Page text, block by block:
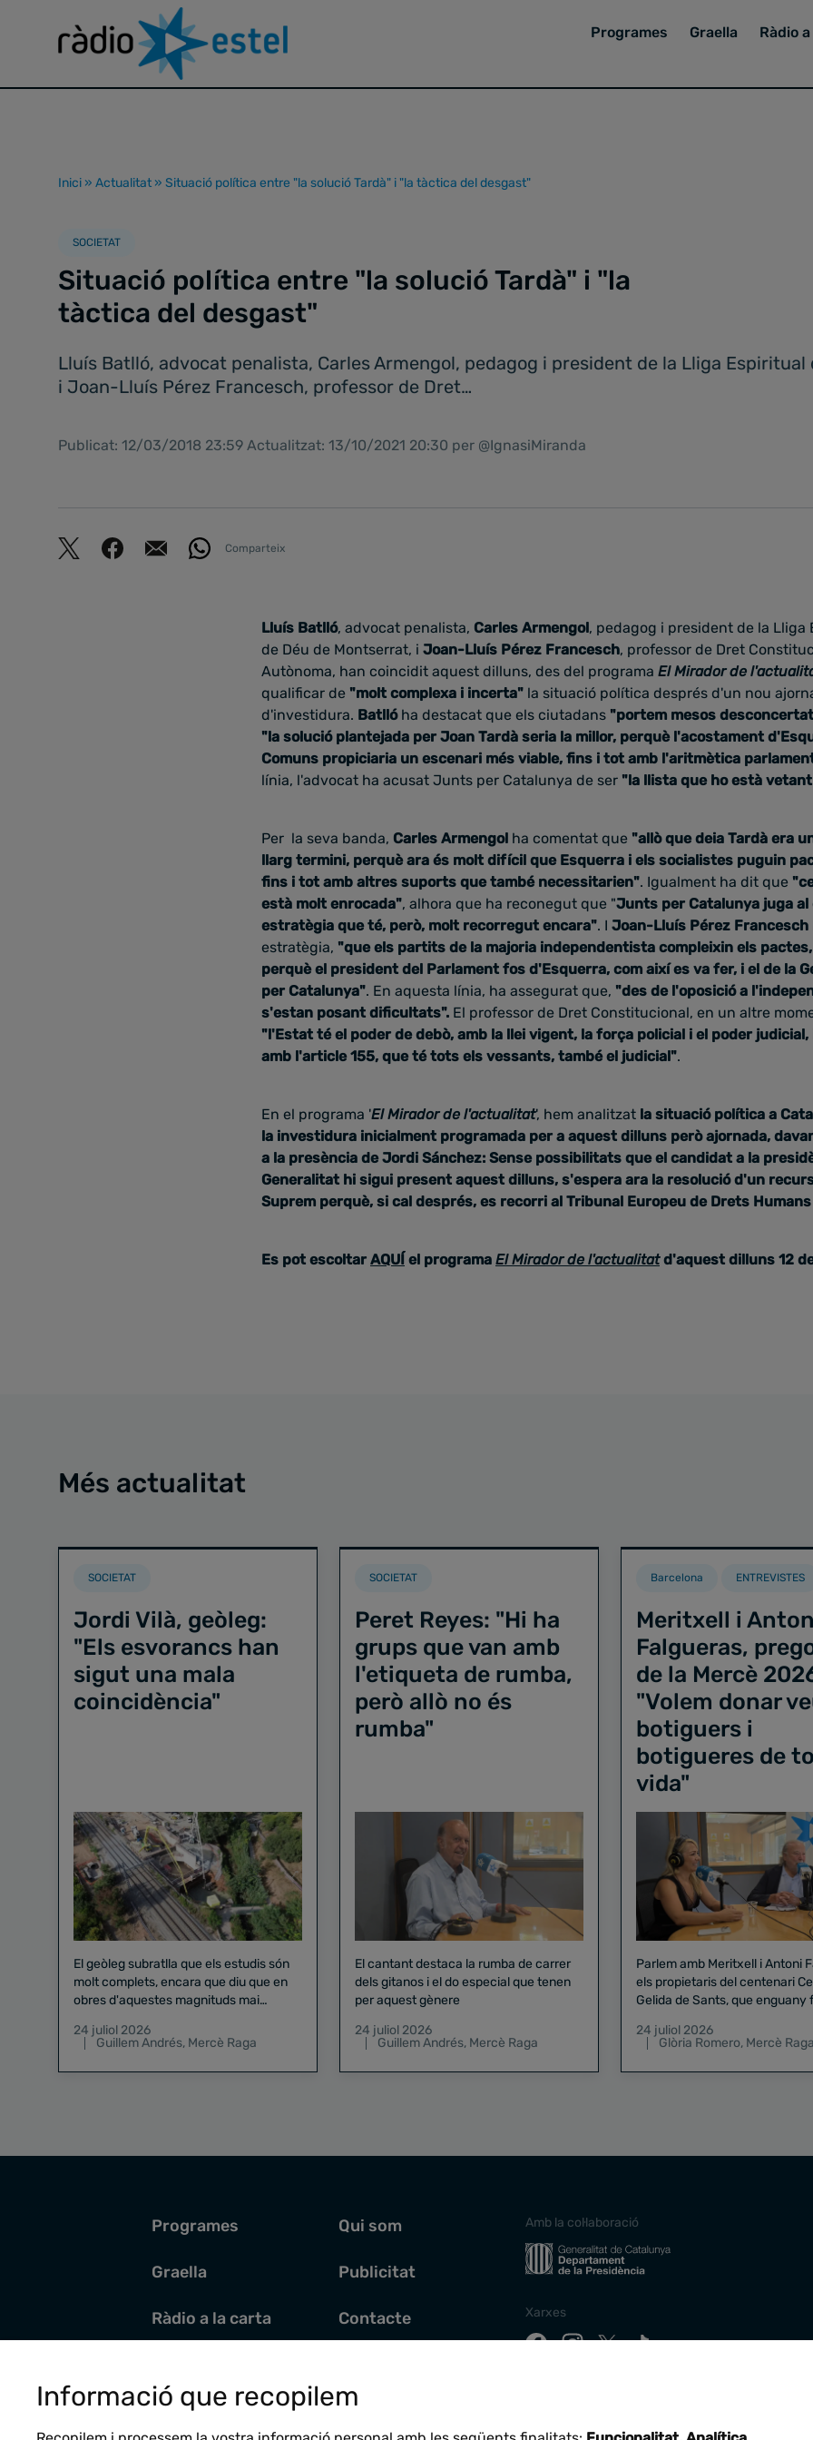
Programes Graella Ràdio
Inici » Actualitat » Situació política entre "la solució Tardà" i "la tàctica del desgast"
SOCIETAT
Situació política entre "la solució Tardà" i "la
tàctica del desgast"
Lluís Batlló, advocat penalista, Carles Armengol, pedagog i president de la Lliga Espiritual
i Joan-Lluís Pérez Francesch, professor de Dret…
Publicat: 12/03/2018 23:59 Actualitzat: 13/10/2021 20:30 per @IgnasiMiranda
Comparteix
Lluís Batlló, advocat penalista, Carles Armengol, pedagog i president de la Lliga
de Déu de Montserrat, i Joan-Lluís Pérez Francesch, professor de Dret
Autònoma, han coincidit aquest dilluns, des del programa El Mirador de
qualificar de "molt complexa i incerta" la situació política després d'un nou
d'investidura. Batlló ha destacat que els ciutadans "portem mesos
"la solució plantejada per Joan Tardà seria la millor, perquè l'acostament
Comuns propiciaria un escenari més viable, fins i tot amb l'aritmètica
línia, l'advocat ha acusat Junts per Catalunya de ser "la llista que ho està
Per la seva banda, Carles Armengol ha comentat que "allò que deia Tardà era
llarg termini, perquè ara és molt difícil que Esquerra i els socialistes puguin
fins i tot amb altres suports que també necessitarien". Igualment ha dit que
està molt enrocada", alhora que ha reconegut que "Junts per Catalunya juga al
estratègia que té, però, molt recorregut encara". I Joan-Lluís Pérez Francesch
estratègia, "que els partits de la majoria independentista compleixin els
perquè el president del Parlament fos d'Esquerra, com així es va fer, i el de la
per Catalunya". En aquesta línia, ha assegurat que, "des de l'oposició a
s'estan posant dificultats". El professor de Dret Constitucional, en un altre
"l'Estat té el poder de debò, amb la llei vigent, la força policial i el poder
amb l'article 155, que té tots els vessants, també el judicial".
En el programa 'El Mirador de l'actualitat', hem analitzat la situació política a
la investidura inicialment programada per a aquest dilluns però ajornada,
a la presència de Jordi Sánchez: Sense possibilitats que el candidat a la
Generalitat hi sigui present aquest dilluns, s'espera ara la resolució d'un
Suprem perquè, si cal després, es recorri al Tribunal Europeu de Drets
Es pot escoltar AQUÍ el programa El Mirador de l'actualitatd'aquest dilluns 12
Més actualitat
SOCIETAT
Jordi Vilà, geòleg:
"Els esvorancs han
sigut una mala
coincidència"
El geòleg subratlla que els estudis són
molt complets, encara que diu que en
obres d'aquestes magnituds mai
24 juliol 2026
Guillem Andrés, Mercè Raga
SOCIETAT
Peret Reyes: "Hi ha
grups que van amb
l'etiqueta de rumba,
però allò no és
rumba"
El cantant destaca la rumba de carrer
dels gitanos i el do especial que tenen
per aquest gènere
24 juliol 2026
Guillem Andrés, Mercè Raga
Barcelona ENTREVISTES
Meritxell i
Falgueras,
de la Mercè
"Volem donar
botiguers i
botigueres de
vida"
Parlem amb Meritxell i Antoni
els propietaris del centenari Celler
Gelida de Sants, que enguany
24 juliol 2026
Glòria Romero, Mercè Raga
Programes
Graella
Ràdio a la carta
Actualitat
Qui som
Publicitat
Contacte
Amb la col·laboració
Xarxes
Informació que recopilem